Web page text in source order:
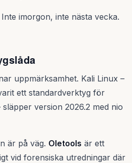
Inte imorgon, inte nästa vecka.
uppmärksamhet. Kali Linux –
ett standardverktyg för
version 2026.2 med nio
är på väg. Oletools är ett
vid forensiska utredningar där